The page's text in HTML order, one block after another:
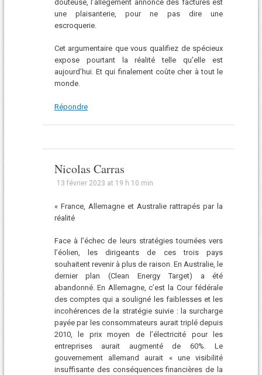
douteuse, l’allègement annoncé des factures est
une plaisanterie, pour ne pas dire une
escroquerie.
Cet argumentaire que vous qualifiez de spécieux
expose pourtant la réalité telle qu’elle est
aujourd’hui. Et qui finalement coûte cher à tout le
monde.
Répondre
Nicolas Carras
13 février 2023 at 19 h 10 min
« France, Allemagne et Australie rattrapés par la
réalité
Face à l’échec de leurs stratégies tournées vers
l’éolien, les dirigeants de ces trois pays
souhaitent revenir à plus de raison. En Australie, le
dernier plan (Clean Energy Target) a été
abandonné. En Allemagne, c’est la Cour fédérale
des comptes qui a souligné les faiblesses et les
incohérences de la stratégie suivie : la surcharge
payée par les consommateurs aurait triplé depuis
2010, le prix moyen de l’électricité pour les
entreprises aurait augmenté de 60%. Le
gouvernement allemand aurait « une visibilité
insuffisante des conséquences financières de la